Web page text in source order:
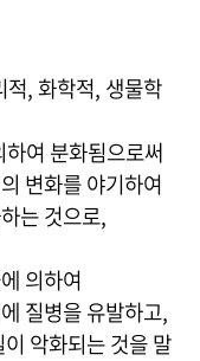
, 화학적, 생물학
여 분화됨으로써
변화를 야기하여
는 것으로,
의하여
질병을 유발하고,
악화되는 것을 말